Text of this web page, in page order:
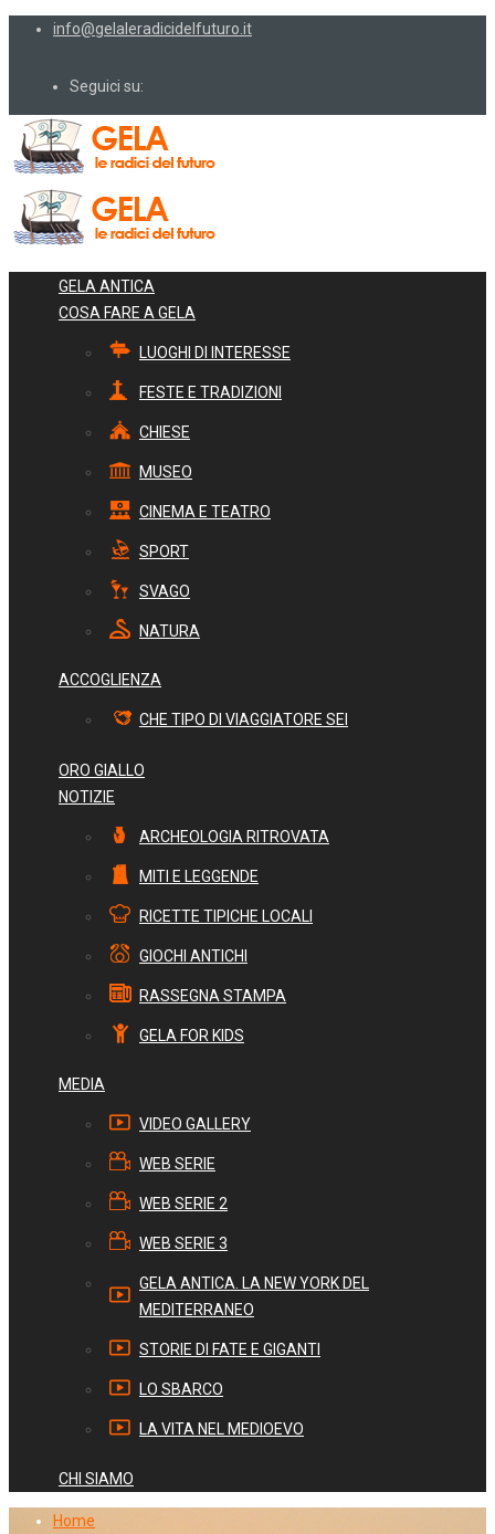
info@gelaleradicidelfuturo.it
Seguici su:
GELA ANTICA
COSA FARE A GELA
LUOGHI DI INTERESSE
FESTE E TRADIZIONI
CHIESE
MUSEO
CINEMA E TEATRO
SPORT
SVAGO
NATURA
ACCOGLIENZA
CHE TIPO DI VIAGGIATORE SEI
ORO GIALLO
NOTIZIE
ARCHEOLOGIA RITROVATA
MITI E LEGGENDE
RICETTE TIPICHE LOCALI
GIOCHI ANTICHI
RASSEGNA STAMPA
GELA FOR KIDS
MEDIA
VIDEO GALLERY
WEB SERIE
WEB SERIE 2
WEB SERIE 3
GELA ANTICA. LA NEW YORK DEL
MEDITERRANEO
STORIE DI FATE E GIGANTI
LO SBARCO
LA VITA NEL MEDIOEVO
CHI SIAMO
Home